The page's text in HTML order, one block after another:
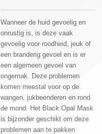
Wanneer de huid gevoelig en
onrustig is, is deze vaak
gevoelig voor roodheid, jeuk of
een branderig gevoel en is er
een algemeen gevoel van
ongemak. Deze problemen
komen meestal voor op de
wangen, jukbeenderen en rond
de mond. Het Black Opal Mask
is bijzonder geschikt om deze
problemen aan te pakken